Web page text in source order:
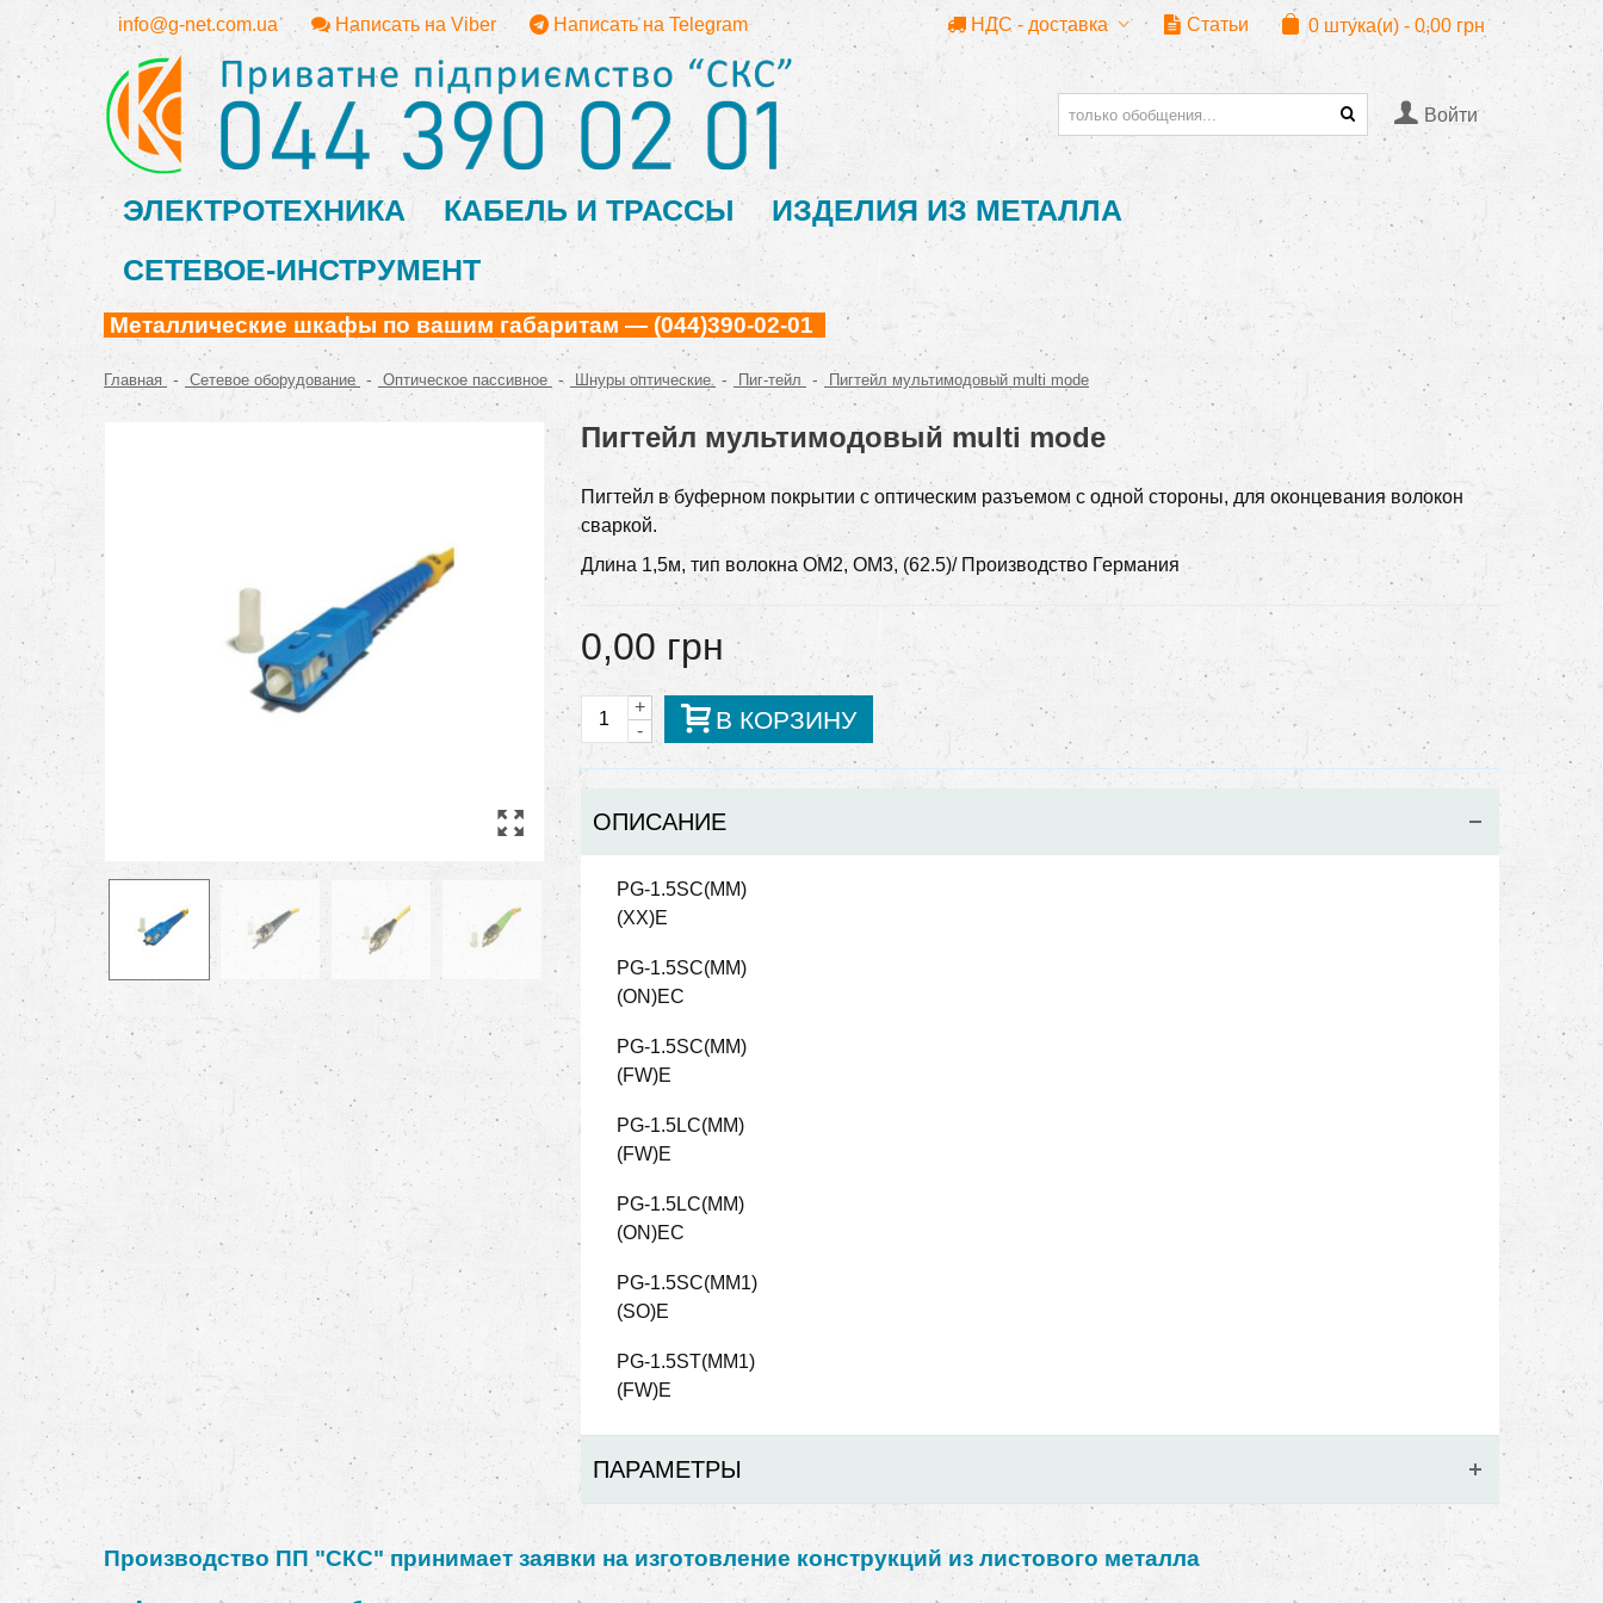
info@g-net.com.ua Написать на Viber Написать на Telegram НДС - доставка Статьи 0 штука(и) - 0,00 грн
Войти
ЭЛЕКТРОТЕХНИКА КАБЕЛЬ И ТРАССЫ
ИЗДЕЛИЯ ИЗ МЕТАЛЛА
СЕТЕВОЕ-ИНСТРУМЕНТ
Металлические шкафы по вашим габаритам — (044)390-02-01
Главная - Сетевое оборудование - Оптическое пассивное - Шнуры оптические - Пиг-тейл - Пигтейл мультимодовый multi mode
Пигтейл мультимодовый multi mode
Пигтейл в буферном покрытии с оптическим разъемом с одной стороны, для оконцевания волокон
сваркой.
Длина 1,5м, тип волокна OM2, OM3, (62.5)/ Производство Германия
0,00 грн
-
+ В КОРЗИНУ
ОПИСАНИЕ
PG-1.5SC(MM)
(XX)E
PG-1.5SC(MM)
(ON)ЕC
PG-1.5SC(MM)
(FW)Е
PG-1.5LC(MM)
(FW)Е
PG-1.5LC(MM)
(ON)ЕC
PG-1.5SC(MM1)
(SO)Е
PG-1.5ST(MM1)
(FW)Е
ПАРАМЕТРЫ
Производство ПП "СКС" принимает заявки на изготовление конструкций из листового металла